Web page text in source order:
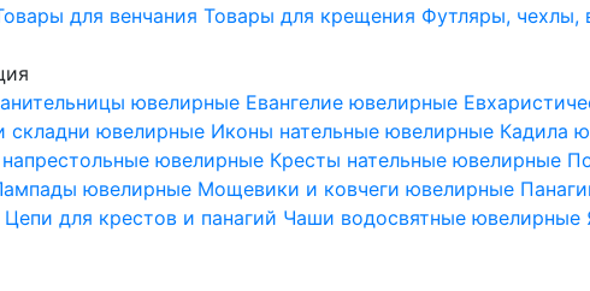
для венчанияТовары для крещения Футляры, чехлы,
ювелирные Евангелие ювелирные
складни ювелирные Иконы нательные ювелирные Кадила
ювелирные Кресты нательные ювелирные
ювелирные Мощевики и ковчеги ювелирные
Цепи для крестов и панагий Чаши водосвятные ювелирные